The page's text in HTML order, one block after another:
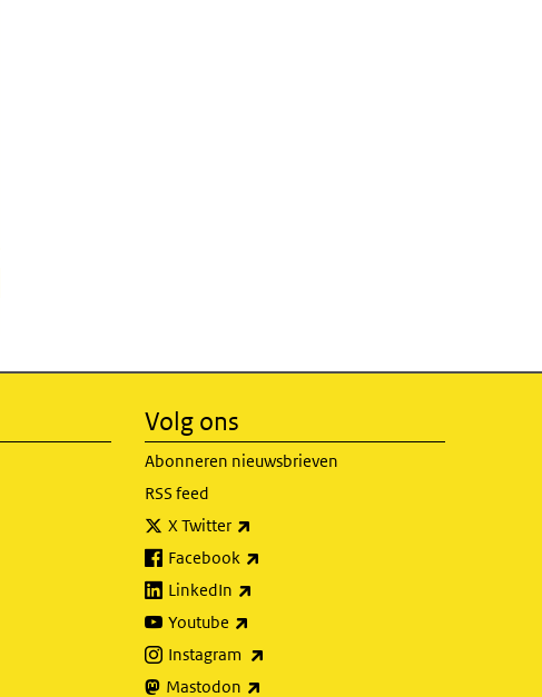
Volg ons
Abonneren nieuwsbrieven
RSS feed
X Twitter
Facebook
LinkedIn
Youtube
Instagram
Mastodon